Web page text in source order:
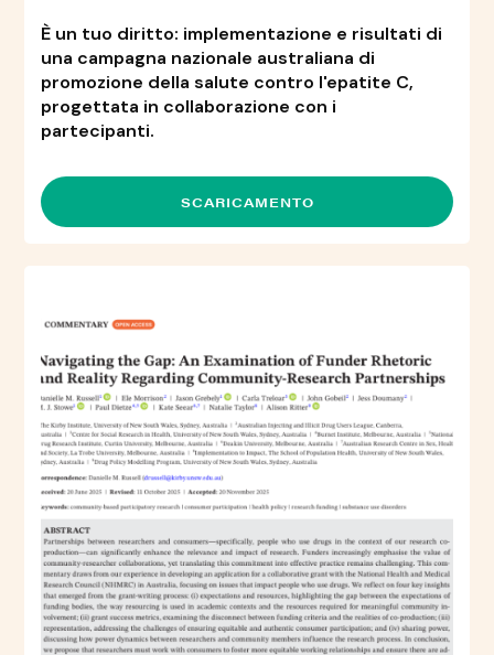
È un tuo diritto: implementazione e risultati di
una campagna nazionale australiana di
promozione della salute contro l'epatite C,
progettata in collaborazione con i
partecipanti.
SCARICAMENTO